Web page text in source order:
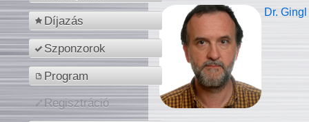
Díjazás
Szponzorok
Program
Regisztráció
Dr.